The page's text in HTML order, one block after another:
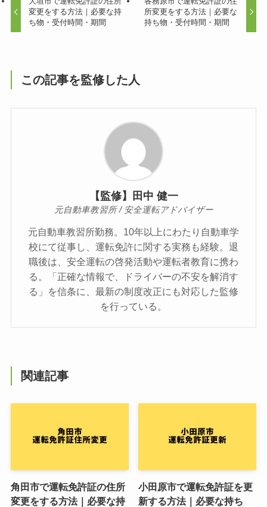
変更をする方法｜必要な持
ち物・受付時間・期間
所変更をする方法｜必要な
持ち物・受付時間・期間
この記事を監修した人
【監修】田中 健一
元自動車教習所 / 安全運転アドバイザー
元自動車教習所勤務。10年以上にわたり自動車学
校にて従事し、運転免許に関する実務も経験。退
職後は、安全運転の啓発活動や運転者教育に携わ
る。「正確な情報で、ドライバーの不安を解消す
る」を信条に、最新の制度改正にも対応した監修
を行っている。
関連記事
角田市で運転免許証の住所
変更をする方法｜必要な持
小田原市で運転免許証を更
新する方法｜必要な持ち